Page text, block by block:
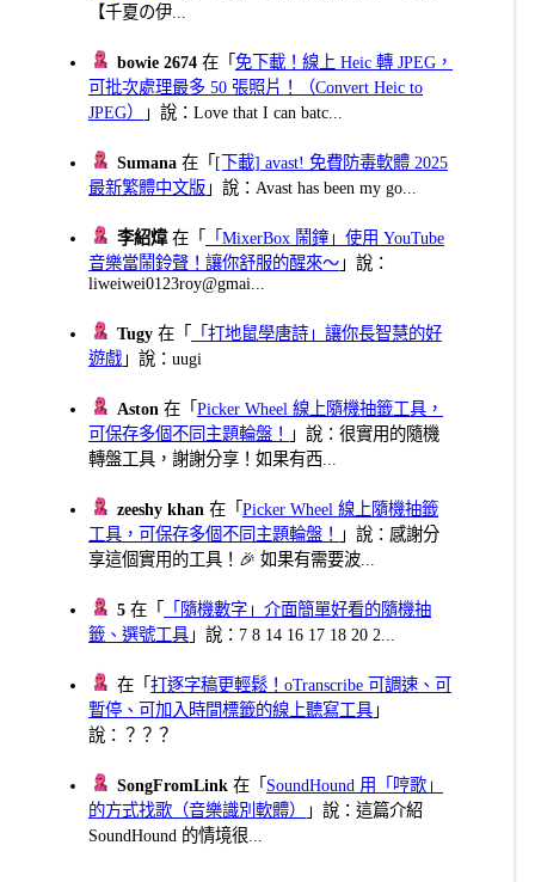
【千夏の伊...
bowie 2674 在「免下載！線上 Heic 轉 JPEG，
可批次處理最多 50 張照片！（Convert Heic to
JPEG）
」說：Love that I can batc...
Sumana 在「 [下載] avast! 免費防毒軟體 2025
最新繁體中文版 」說：Avast has been my go...
李紹煒在「
「MixerBox 鬧鐘」使用 YouTube
音樂當鬧鈴聲！讓你舒服的醒來～ 」說：
liweiwei0123roy@gmai...
Tugy 在「
「打地鼠學唐詩」讓你長智慧的好
遊戲 」說：uugi
Aston 在「Picker Wheel 線上隨機抽籤工具，
可保存多個不同主題輪盤！
」說：很實用的隨機
轉盤工具，謝謝分享！如果有西...
zeeshy khan 在「Picker Wheel 線上隨機抽籤
工具，可保存多個不同主題輪盤！
」說：感謝分
享這個實用的工具！🎉 如果有需要波...
5 在「
「隨機數字」介面簡單好看的隨機抽
籤、選號工具 」說：7 8 14 16 17 18 20 2...
在「打逐字稿更輕鬆！oTranscribe 可調速、可
暫停、可加入時間標籤的線上聽寫工具 」
說：？？？
SongFromLink 在「 SoundHound 用「哼歌」
的方式找歌（音樂識別軟體）
」說：這篇介紹
SoundHound 的情境很...